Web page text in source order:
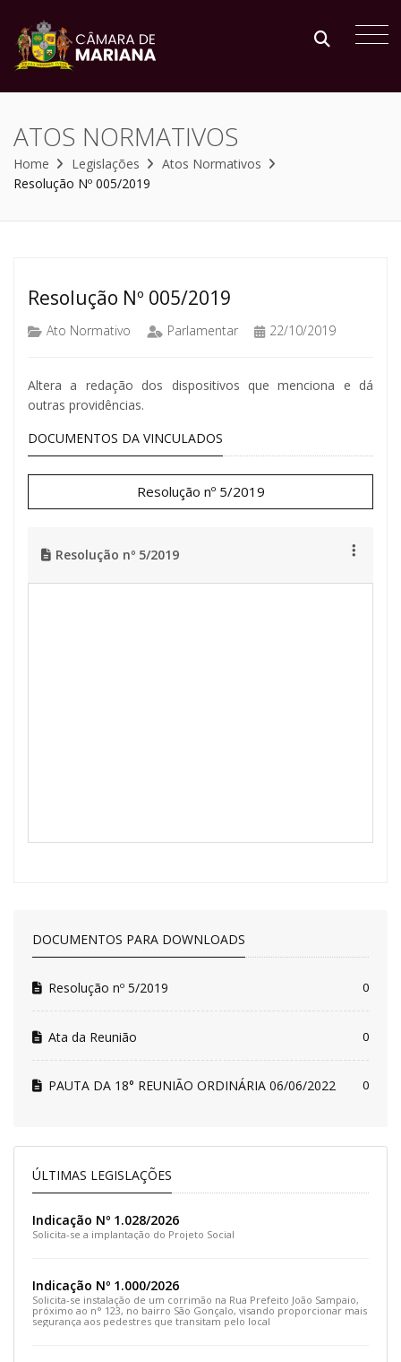
ATOS NORMATIVOS
Home Legislações
Atos Normativos
Resolução Nº 005/2019
Resolução Nº 005/2019
Ato Normativo Parlamentar 22/10/2019
Altera a redação dos dispositivos que menciona e dá
outras providências.
DOCUMENTOS DA VINCULADOS
Resolução nº 5/2019
Resolução nº 5/2019
DOCUMENTOS PARA DOWNLOADS
Resolução nº 5/2019 0
Ata da Reunião 0
PAUTA DA 18° REUNIÃO ORDINÁRIA 06/06/2022 0
ÚLTIMAS LEGISLAÇÕES
Indicação Nº 1.028/2026
Solicita-se a implantação do Projeto Social
Indicação Nº 1.000/2026
Solicita-se instalação de um corrimão na Rua Prefeito João Sampaio,
próximo ao n° 123, no bairro São Gonçalo, visando proporcionar mais
segurança aos pedestres que transitam pelo local